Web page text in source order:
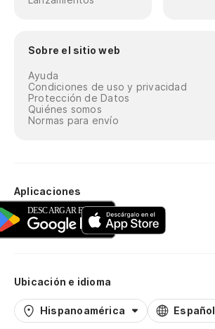
Sobre el sitio web
Ayuda
Condiciones de uso y privacidad
Protección de Datos
Quiénes somos
Normas para envío
Aplicaciones
Ubicación e idioma
Hispanoamérica Español